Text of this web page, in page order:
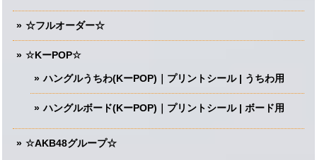
☆フルオーダー☆
☆KーPOP☆
ハングルうちわ(KーPOP)｜プリントシール | うちわ用
ハングルボード(KーPOP)｜プリントシール | ボード用
☆AKB48グループ☆